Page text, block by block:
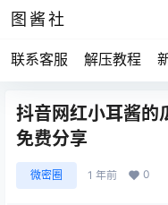
图酱社
联系客服 解压教程
抖音网红小耳酱的
免费分享
微密圈 1 年前 0